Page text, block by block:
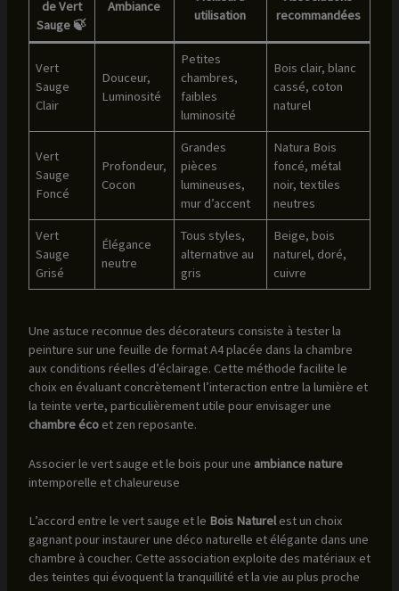
de Vert
Sauge 🍃
Ambiance
utilisation
recommandées
Vert
Sauge
Clair
Douceur,
Luminosité
Petites
chambres,
faibles
luminosité
Bois clair, blanc
cassé, coton
naturel
Vert
Sauge
Foncé
Profondeur,
Cocon
Grandes
pièces
lumineuses,
mur d’accent
Natura Bois
foncé, métal
noir, textiles
neutres
Vert
Sauge
Grisé
Élégance
neutre
Tous styles,
alternative au
gris
Beige, bois
naturel, doré,
cuivre
Une astuce reconnue des décorateurs consiste à tester la
peinture sur une feuille de format A4 placée dans la chambre
aux conditions réelles d’éclairage. Cette méthode facilite le
choix en évaluant concrètement l’interaction entre la lumière et
la teinte verte, particulièrement utile pour envisager une
chambre écoet zen reposante.
Associer le vert sauge et le bois pour une ambiance nature
intemporelle et chaleureuse
L’accord entre le vert sauge et le Bois Naturelest un choix
gagnant pour instaurer une déco naturelle et élégante dans une
chambre à coucher. Cette association exploite des matériaux et
des teintes qui évoquent la tranquillité et la vie au plus proche